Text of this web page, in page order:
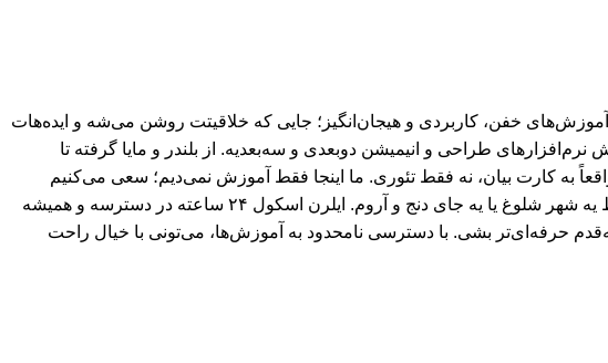
خفن، کاربردی و هیجان‌انگیز؛ جایی که خلاقیتت روشن می‌شه و ایده‌هات
طراحی و انیمیشن دو‌بعدی و سه‌بعدیه. از بلندر و مایا گرفته تا
به کارت بیان، نه فقط تئوری. ما اینجا فقط آموزش نمی‌دیم؛ سعی می‌کنیم
یادگیری رو از یه کار خشک و خسته‌کننده، تبدیل کنیم به یه مسیر جذاب و الهام‌بخش. فرقی هم نمی‌کنه کجای دنیا باشی؛ وسط یه شهر شلوغ یا یه جای دنج و آروم. ایلرن اسکول ۲۴ ساعته در دسترسه و همیشه
حرفه‌ای‌تر بشی. با دسترسی نامحدود به آموزش‌ها، می‌تونی با خیال راحت